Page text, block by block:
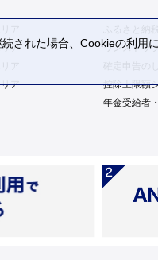
ア
ア
ふるさと納
ワンストッ
控除上限額
年金受給者
された場合、Cookieの利用